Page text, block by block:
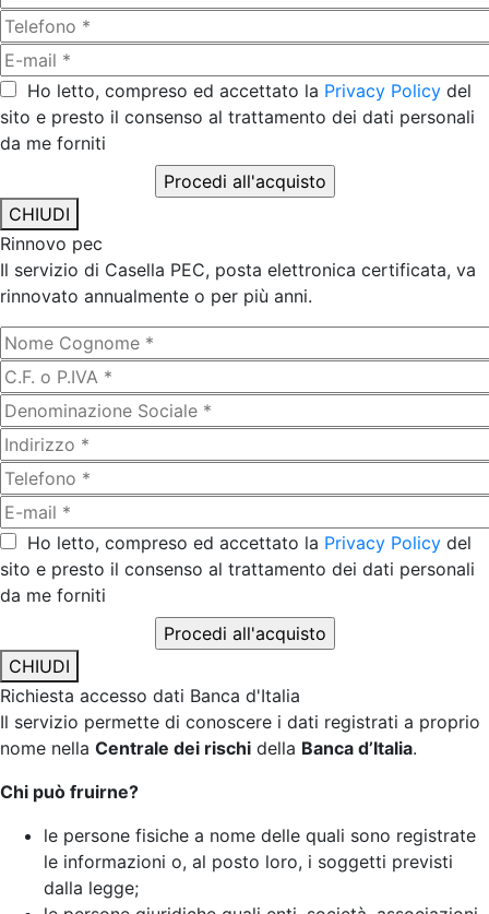
Ho letto, compreso ed accettato la Privacy Policy del
sito e presto il consenso al trattamento dei dati personali
da me forniti
CHIUDI
Rinnovo pec
Il servizio di Casella PEC, posta elettronica certificata, va
rinnovato annualmente o per più anni.
Ho letto, compreso ed accettato la Privacy Policy del
sito e presto il consenso al trattamento dei dati personali
da me forniti
CHIUDI
Richiesta accesso dati Banca d'Italia
Il servizio permette di conoscere i dati registrati a proprio
nome nella Centrale dei rischi della Banca d’Italia.
Chi può fruirne?
le persone fisiche a nome delle quali sono registrate
le informazioni o, al posto loro, i soggetti previsti
dalla legge;